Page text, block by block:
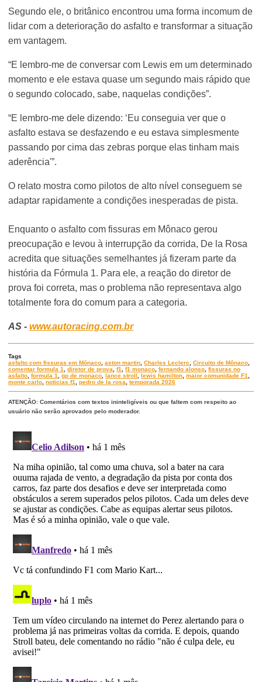
Segundo ele, o britânico encontrou uma forma incomum de
lidar com a deterioração do asfalto e transformar a situação
em vantagem.
“E lembro-me de conversar com Lewis em um determinado
momento e ele estava quase um segundo mais rápido que
o segundo colocado, sabe, naquelas condições”.
“E lembro-me dele dizendo: ‘Eu conseguia ver que o
asfalto estava se desfazendo e eu estava simplesmente
passando por cima das zebras porque elas tinham mais
aderência'”.
O relato mostra como pilotos de alto nível conseguem se
adaptar rapidamente a condições inesperadas de pista.
Enquanto o asfalto com fissuras em Mônaco gerou
preocupação e levou à interrupção da corrida, De la Rosa
acredita que situações semelhantes já fizeram parte da
história da Fórmula 1. Para ele, a reação do diretor de
prova foi correta, mas o problema não representava algo
totalmente fora do comum para a categoria.
AS -www.autoracing.com.br
Tags
asfalto com fissuras em Mônaco,aston martin,Charles Leclerc,Circuito de Mônaco,
comentar formula 1,diretor de prova,f1,f1 monaco,fernando alonso,fissuras no
asfalto,formula 1,gp de monaco,lance stroll,lewis hamilton,maior comunidade F1,
monte carlo,noticias f1,pedro de la rosa,temporada 2026
ATENÇÃO: Comentários com textos ininteligíveis ou que faltem com respeito ao
usuário não serão aprovados pelo moderador.